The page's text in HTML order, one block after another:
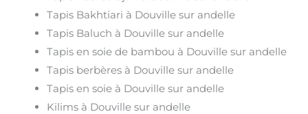
Tapis Bakhtiari à Douville sur andelle
Tapis Baluch à Douville sur andelle
Tapis en soie de bambou à Douville sur andelle
Tapis berbères à Douville sur andelle
Tapis en soie à Douville sur andelle
Kilims à Douville sur andelle